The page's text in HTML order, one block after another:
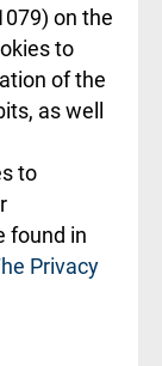
on the
to
of the
as well
to
found in
Privacy